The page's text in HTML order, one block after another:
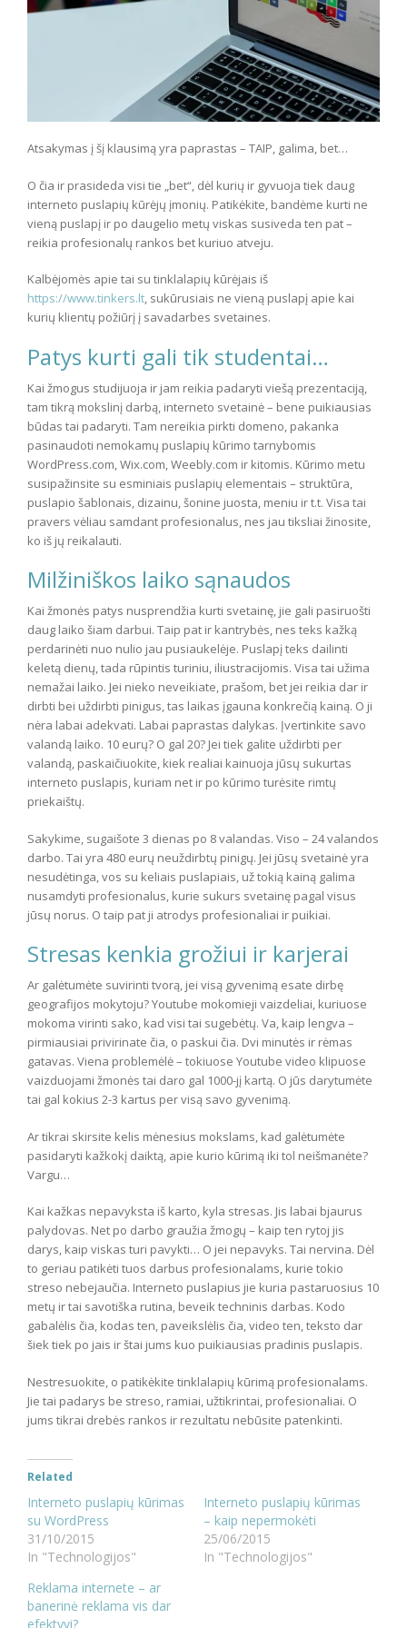
Atsakymas į šį klausimą yra paprastas – TAIP, galima, bet…
O čia ir prasideda visi tie „bet“, dėl kurių ir gyvuoja tiek daug
interneto puslapių kūrėjų įmonių. Patikėkite, bandėme kurti ne
vieną puslapį ir po daugelio metų viskas susiveda ten pat –
reikia profesionalų rankos bet kuriuo atveju.
Kalbėjomės apie tai su tinklalapių kūrėjais iš
https://www.tinkers.lt, sukūrusiais ne vieną puslapį apie kai
kurių klientų požiūrį į savadarbes svetaines.
Patys kurti gali tik studentai…
Kai žmogus studijuoja ir jam reikia padaryti viešą prezentaciją,
tam tikrą mokslinį darbą, interneto svetainė – bene puikiausias
būdas tai padaryti. Tam nereikia pirkti domeno, pakanka
pasinaudoti nemokamų puslapių kūrimo tarnybomis
WordPress.com, Wix.com, Weebly.com ir kitomis. Kūrimo metu
susipažinsite su esminiais puslapių elementais – struktūra,
puslapio šablonais, dizainu, šonine juosta, meniu ir t.t. Visa tai
pravers vėliau samdant profesionalus, nes jau tiksliai žinosite,
ko iš jų reikalauti.
Milžiniškos laiko sąnaudos
Kai žmonės patys nusprendžia kurti svetainę, jie gali pasiruošti
daug laiko šiam darbui. Taip pat ir kantrybės, nes teks kažką
perdarinėti nuo nulio jau pusiaukelėje. Puslapį teks dailinti
keletą dienų, tada rūpintis turiniu, iliustracijomis. Visa tai užima
nemažai laiko. Jei nieko neveikiate, prašom, bet jei reikia dar ir
dirbti bei uždirbti pinigus, tas laikas įgauna konkrečią kainą. O ji
nėra labai adekvati. Labai paprastas dalykas. Įvertinkite savo
valandą laiko. 10 eurų? O gal 20? Jei tiek galite uždirbti per
valandą, paskaičiuokite, kiek realiai kainuoja jūsų sukurtas
interneto puslapis, kuriam net ir po kūrimo turėsite rimtų
priekaištų.
Sakykime, sugaišote 3 dienas po 8 valandas. Viso – 24 valandos
darbo. Tai yra 480 eurų neuždirbtų pinigų. Jei jūsų svetainė yra
nesudėtinga, vos su keliais puslapiais, už tokią kainą galima
nusamdyti profesionalus, kurie sukurs svetainę pagal visus
jūsų norus. O taip pat ji atrodys profesionaliai ir puikiai.
Stresas kenkia grožiui ir karjerai
Ar galėtumėte suvirinti tvorą, jei visą gyvenimą esate dirbę
geografijos mokytoju? Youtube mokomieji vaizdeliai, kuriuose
mokoma virinti sako, kad visi tai sugebėtų. Va, kaip lengva –
pirmiausiai privirinate čia, o paskui čia. Dvi minutės ir rėmas
gatavas. Viena problemėlė – tokiuose Youtube video klipuose
vaizduojami žmonės tai daro gal 1000-jį kartą. O jūs darytumėte
tai gal kokius 2-3 kartus per visą savo gyvenimą.
Ar tikrai skirsite kelis mėnesius mokslams, kad galėtumėte
pasidaryti kažkokį daiktą, apie kurio kūrimą iki tol neišmanėte?
Vargu…
Kai kažkas nepavyksta iš karto, kyla stresas. Jis labai bjaurus
palydovas. Net po darbo graužia žmogų – kaip ten rytoj jis
darys, kaip viskas turi pavykti… O jei nepavyks. Tai nervina. Dėl
to geriau patikėti tuos darbus profesionalams, kurie tokio
streso nebejaučia. Interneto puslapius jie kuria pastaruosius 10
metų ir tai savotiška rutina, beveik techninis darbas. Kodo
gabalėlis čia, kodas ten, paveikslėlis čia, video ten, teksto dar
šiek tiek po jais ir štai jums kuo puikiausias pradinis puslapis.
Nestresuokite, o patikėkite tinklalapių kūrimą profesionalams.
Jie tai padarys be streso, ramiai, užtikrintai, profesionaliai. O
jums tikrai drebės rankos ir rezultatu nebūsite patenkinti.
Related
Interneto puslapių kūrimas
su WordPress
31/10/2015
In "Technologijos"
Interneto puslapių kūrimas
– kaip nepermokėti
25/06/2015
In "Technologijos"
Reklama internete – ar
banerinė reklama vis dar
efektyvi?